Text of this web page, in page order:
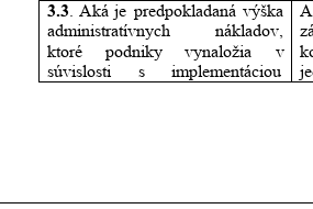
3.3
Aká je predpokladaná výška
administratívnych
nákladov,
ktoré
podniky vynaložia
v
súvislosti
s implementáciou